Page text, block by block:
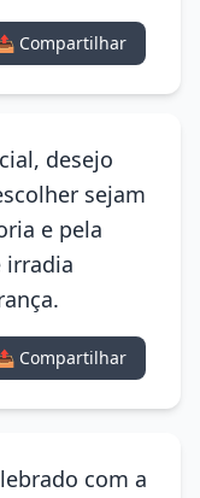
Compartilhar
desejo
sejam
e pela
irradia
Compartilhar
com a